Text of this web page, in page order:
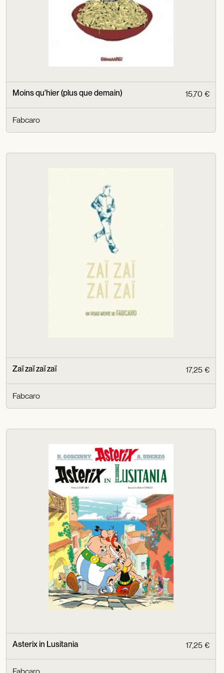
Moins qu'hier (plus que demain) 15,70 €
Fabcaro
Zaï zaï zaï zaï 17,25 €
Fabcaro
Asterix in Lusitania 17,25 €